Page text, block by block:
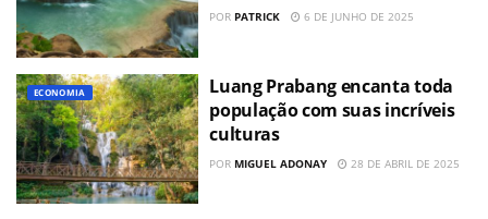
POR PATRICK 6 DE JUNHO DE 2025
ECONOMIA
Luang Prabang encanta toda
população com suas incríveis
culturas
POR MIGUEL ADONAY 28 DE ABRIL DE 2025